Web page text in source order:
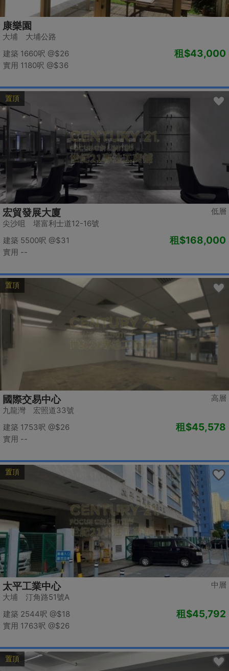
康樂園
大埔 大埔公路
建築 1660呎 @$26
實用 1180呎 @$36
租$43,000
置頂
低層
宏貿發展大廈
尖沙咀 堪富利士道12-16號
建築 5500呎 @$31
實用 --
租$168,000
置頂
高層
國際交易中心
九龍灣 宏照道33號
建築 1753呎 @$26
實用 --
租$45,578
置頂
中層
太平工業中心
大埔 汀角路51號A
建築 2544呎 @$18
實用 1763呎 @$26
租$45,792
置頂